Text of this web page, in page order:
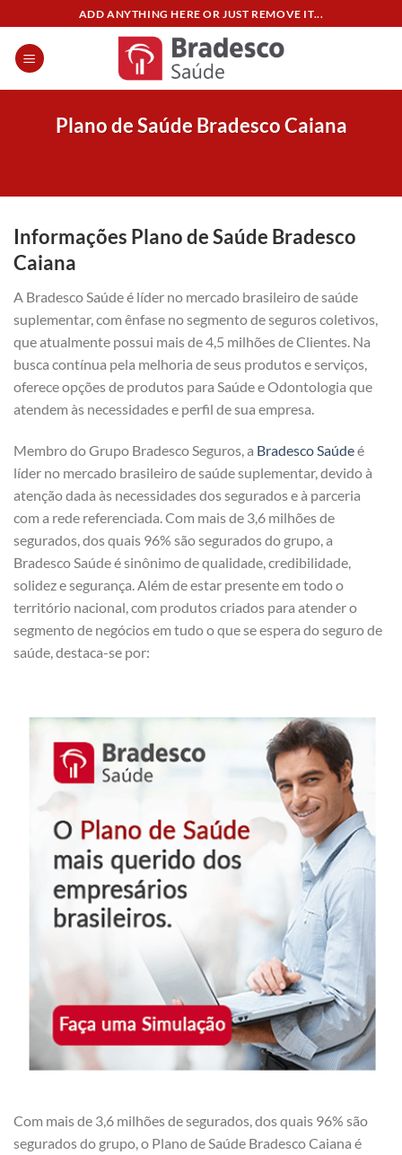
content
ADD ANYTHING HERE OR JUST REMOVE IT...
Plano de Saúde Bradesco Caiana
Informações Plano de Saúde Bradesco
Caiana
A Bradesco Saúde é líder no mercado brasileiro de saúde
suplementar, com ênfase no segmento de seguros coletivos,
que atualmente possui mais de 4,5 milhões de Clientes. Na
busca contínua pela melhoria de seus produtos e serviços,
oferece opções de produtos para Saúde e Odontologia que
atendem às necessidades e perfil de sua empresa.
Membro do Grupo Bradesco Seguros, a Bradesco Saúdeé
líder no mercado brasileiro de saúde suplementar, devido à
atenção dada às necessidades dos segurados e à parceria
com a rede referenciada. Com mais de 3,6 milhões de
segurados, dos quais 96% são segurados do grupo, a
Bradesco Saúde é sinônimo de qualidade, credibilidade,
solidez e segurança. Além de estar presente em todo o
território nacional, com produtos criados para atender o
segmento de negócios em tudo o que se espera do seguro de
saúde, destaca-se por:
Com mais de 3,6 milhões de segurados, dos quais 96% são
segurados do grupo, o Plano de Saúde Bradesco Caiana é